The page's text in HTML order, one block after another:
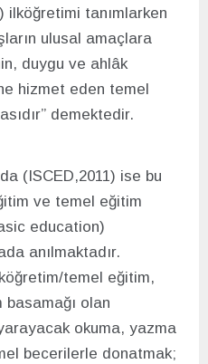
ilköğretimi tanımlarken
ulusal amaçlara
duygu ve ahlâk
hizmet eden temel
demektedir.
(ISCED,2011) ise bu
ve temel eğitim
education)
anılmaktadır.
temel eğitim,
olan
okuma, yazma
becerilerle donatmak;